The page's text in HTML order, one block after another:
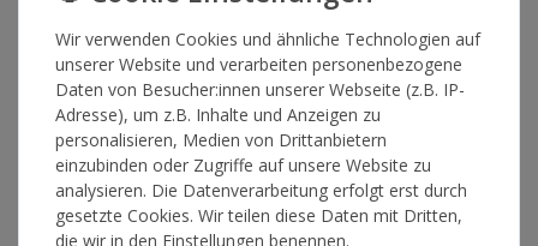
GRÖSSE
35,00 €*
Lieferzeit 1-3 Werktage
Wir verwenden Cookies und ähnliche Technologien auf
unserer Website und verarbeiten personenbezogene
Daten von Besucher:innen unserer Webseite (z.B. IP-
Adresse), um z.B. Inhalte und Anzeigen zu
personalisieren, Medien von Drittanbietern
einzubinden oder Zugriffe auf unsere Website zu
analysieren. Die Datenverarbeitung erfolgt erst durch
gesetzte Cookies. Wir teilen diese Daten mit Dritten,
die wir in den Einstellungen benennen.